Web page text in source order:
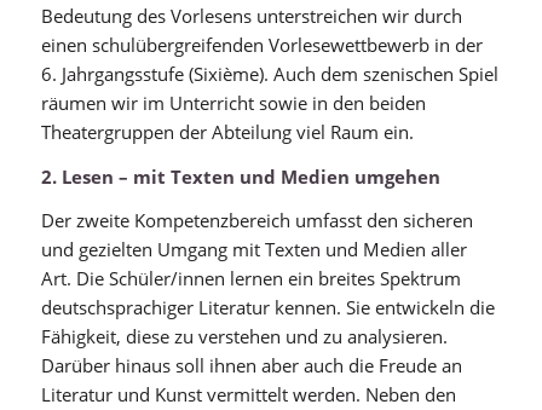
Bedeutung des Vorlesens unterstreichen wir durch
einen schulübergreifenden Vorlesewettbewerb in der
6. Jahrgangsstufe (Sixième). Auch dem szenischen Spiel
räumen wir im Unterricht sowie in den beiden
Theatergruppen der Abteilung viel Raum ein.
2. Lesen – mit Texten und Medien umgehen
Der zweite Kompetenzbereich umfasst den sicheren
und gezielten Umgang mit Texten und Medien aller
Art. Die Schüler/innen lernen ein breites Spektrum
deutschsprachiger Literatur kennen. Sie entwickeln die
Fähigkeit, diese zu verstehen und zu analysieren.
Darüber hinaus soll ihnen aber auch die Freude an
Literatur und Kunst vermittelt werden. Neben den